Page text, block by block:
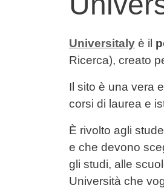
Contenuto
Universitaly è il
Ricerca), creato
Il sito è una vera
corsi di laurea e
È rivolto agli
e che devono
gli studi, alle
Università che